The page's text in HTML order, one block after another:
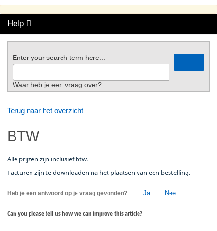
Help
Enter your search term here...
Waar heb je een vraag over?
Terug naar het overzicht
BTW
Alle prijzen zijn inclusief btw.
Facturen zijn te downloaden na het plaatsen van een bestelling.
Heb je een antwoord op je vraag gevonden? Ja Nee
Can you please tell us how we can improve this article?